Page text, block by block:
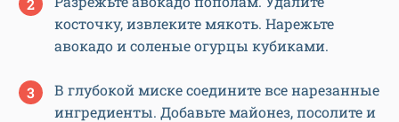
косточку, извлеките мякоть. Нарежьте
авокадо и соленые огурцы кубиками.
В глубокой миске соедините все нарезанные
ингредиенты. Добавьте майонез, посолите и